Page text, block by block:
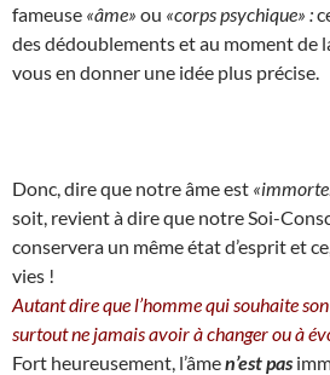
fameuse «âme» ou «corps psychique» :
des dédoublements et au moment de
vous en donner une idée plus précise.
Donc, dire que notre âme est
soit, revient à dire que notre Soi-
conservera un même état d’esprit et
vies !
Autant dire que l’homme qui souhaite
surtout ne jamais avoir à changer ou à
Fort heureusement, l’âmen’est pas